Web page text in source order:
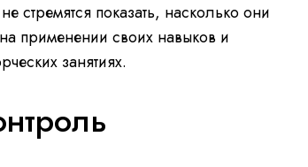
стремятся показать, насколько они
применении своих навыков и
занятиях.